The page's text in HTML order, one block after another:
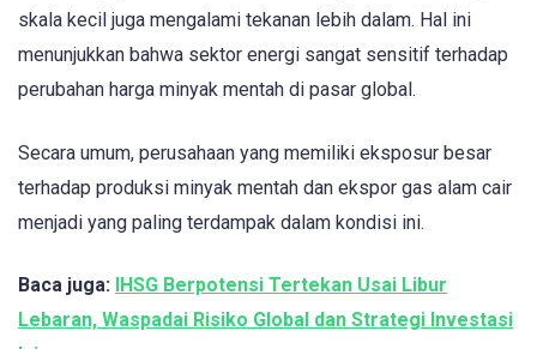
skala kecil juga mengalami tekanan lebih dalam. Hal ini
menunjukkan bahwa sektor energi sangat sensitif terhadap
perubahan harga minyak mentah di pasar global.
Secara umum, perusahaan yang memiliki eksposur besar
terhadap produksi minyak mentah dan ekspor gas alam cair
menjadi yang paling terdampak dalam kondisi ini.
Baca juga: IHSG Berpotensi Tertekan Usai Libur
Lebaran, Waspadai Risiko Global dan Strategi Investasi